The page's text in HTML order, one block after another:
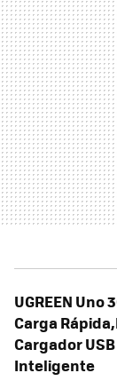
UGREEN Uno
Carga
Cargador
Inteligente